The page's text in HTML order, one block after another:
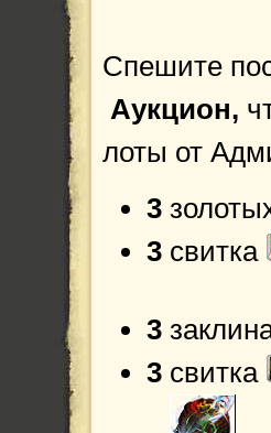
Спешите
Аукцион,
лоты от
3
3 свитка
3
3 свитка